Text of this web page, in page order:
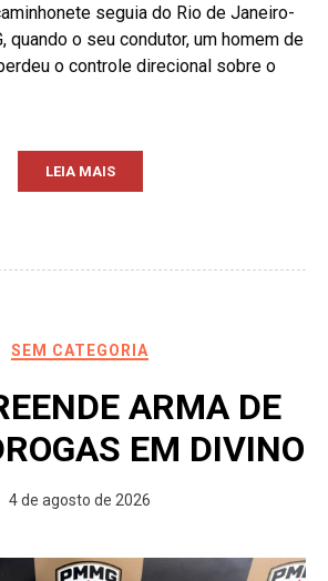
seguia do Rio de Janeiro-
quando o seu condutor, um homem de
o controle direcional sobre o
LEIA MAIS
SEM CATEGORIA
ARMA DE
EM DIVINO
4 de agosto de 2026